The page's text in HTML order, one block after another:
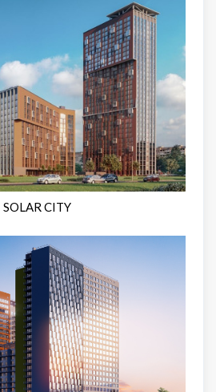
SOLAR CITY